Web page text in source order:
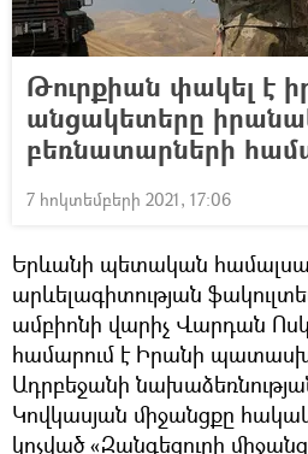
Թուրքիան փակել է
անցակետերը
բեռնատարների
7 հոկտեմբերի 2021, 17:06
Երևանի պետական
արևելագիտության
ամբիոնի վարիչ Վարդան
համարում է Իրանի
Ադրբեջանի
Կովկասյան միջանցքը
կոչված «Զանգեզուրի